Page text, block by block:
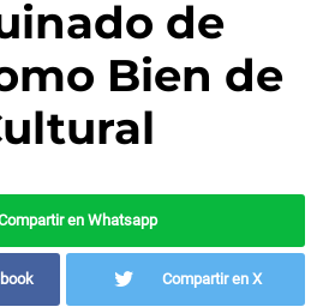
de
Bien de
en Whatsapp
Compartir en X